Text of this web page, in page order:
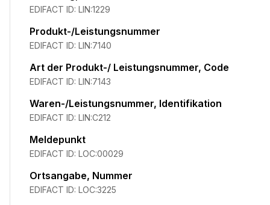
EDIFACT ID: LIN:1229
Produkt-/Leistungsnummer
EDIFACT ID: LIN:7140
Art der Produkt-/ Leistungsnummer, Code
EDIFACT ID: LIN:7143
Waren-/Leistungsnummer, Identifikation
EDIFACT ID: LIN:C212
Meldepunkt
EDIFACT ID: LOC:00029
Ortsangabe, Nummer
EDIFACT ID: LOC:3225